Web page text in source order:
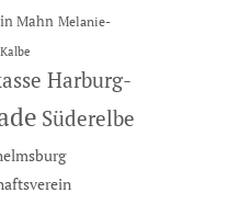
Mahn Melanie-
Harburg-
Süderelbe